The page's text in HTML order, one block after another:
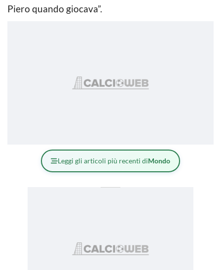
Piero quando giocava”.
Leggi gli articoli più recenti diMondo